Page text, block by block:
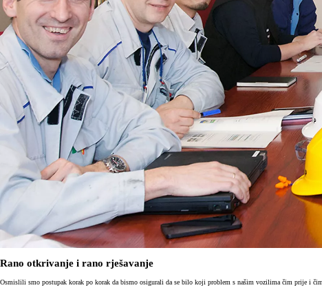
Rano otkrivanje i rano rješavanje
Osmislili smo postupak korak po korak da bismo osigurali da se bilo koji problem s našim vozilima čim prije i